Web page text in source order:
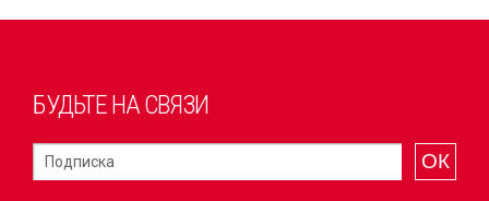
БУДЬТЕ НА СВЯЗИ
ОК